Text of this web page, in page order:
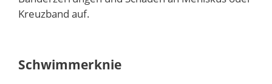
Kreuzband auf.
Schwimmerknie